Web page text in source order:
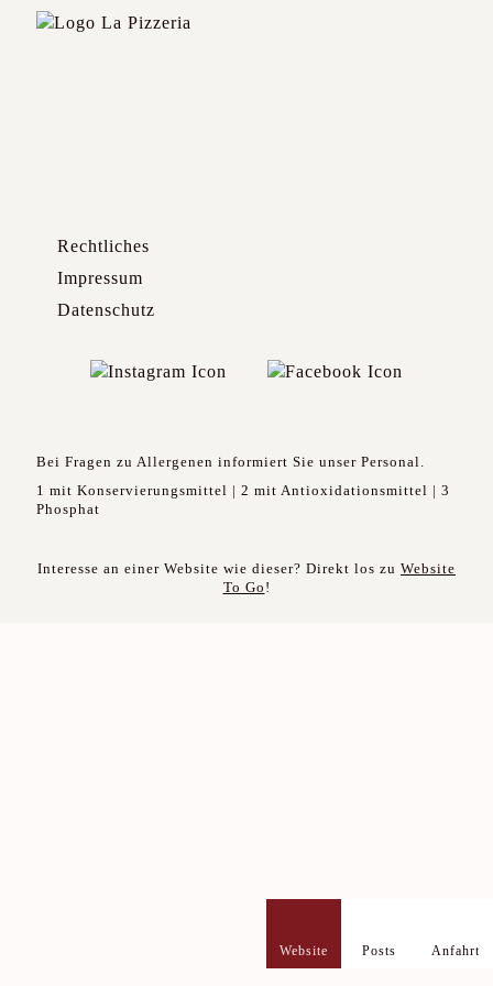
Rechtliches
Impressum
Datenschutz
Bei Fragen zu Allergenen informiert Sie unser Personal.
1 mit Konservierungsmittel | 2 mit Antioxidationsmittel | 3
Phosphat
Interesse an einer Website wie dieser? Direkt los zu Website
To Go !
Website Posts Anfahrt